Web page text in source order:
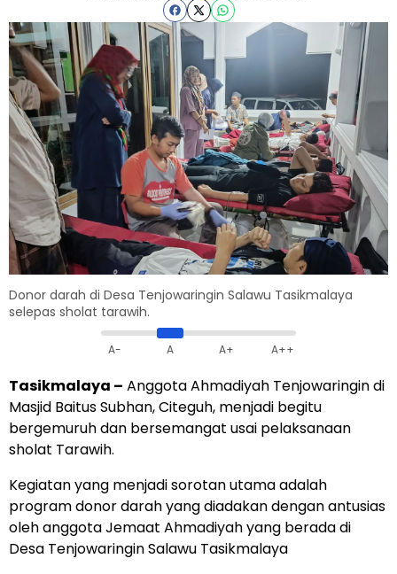
Donor darah di Desa Tenjowaringin Salawu Tasikmalaya
selepas sholat tarawih.
A- A A+ A++
Tasikmalaya – Anggota Ahmadiyah Tenjowaringin di
Masjid Baitus Subhan, Citeguh, menjadi begitu
bergemuruh dan bersemangat usai pelaksanaan
sholat Tarawih.
Kegiatan yang menjadi sorotan utama adalah
program donor darah yang diadakan dengan antusias
oleh anggota Jemaat Ahmadiyah yang berada di
Desa Tenjowaringin Salawu Tasikmalaya